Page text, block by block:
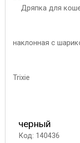
черный
Код: 140436